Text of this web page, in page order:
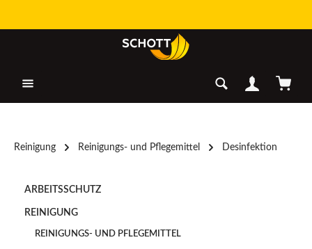
Reinigung Reinigungs- und Pflegemittel Desinfektion
ARBEITSSCHUTZ
REINIGUNG
REINIGUNGS- UND PFLEGEMITTEL